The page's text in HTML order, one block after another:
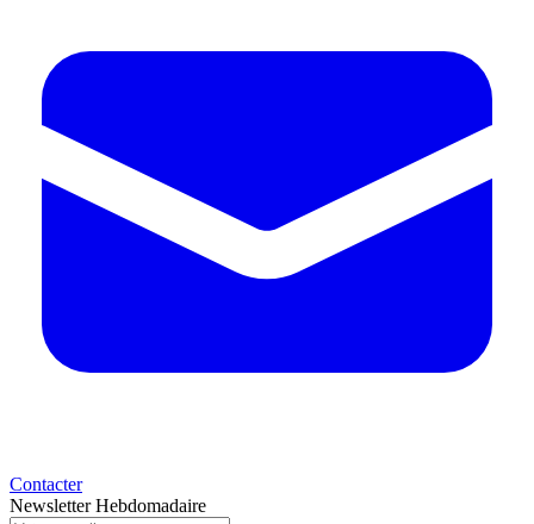
Contacter
Newsletter Hebdomadaire